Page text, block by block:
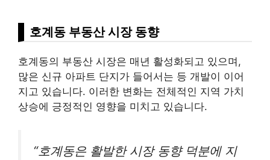
호계동 부동산 시장 동향
호계동의 부동산 시장은 매년 활성화되고 있으며,
많은 신규 아파트 단지가 들어서는 등 개발이 이어
지고 있습니다. 이러한 변화는 전체적인 지역 가치
상승에 긍정적인 영향을 미치고 있습니다.
“호계동은 활발한 시장 동향 덕분에 지